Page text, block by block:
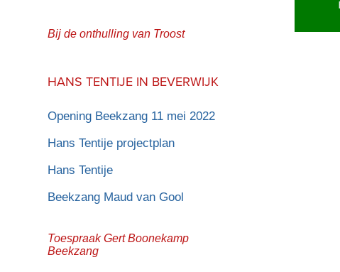
Bij de onthulling van Troost
HANS TENTIJE IN BEVERWIJK
Opening Beekzang 11 mei 2022
Hans Tentije projectplan
Hans Tentije
Beekzang Maud van Gool
Toespraak Gert Boonekamp
Beekzang